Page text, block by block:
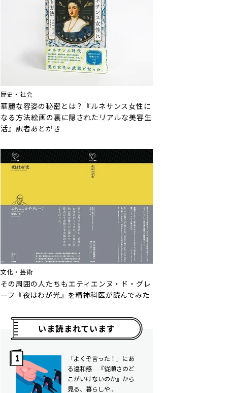
歴史・社会
華麗な容姿の秘密とは？『ルネサンス女性に
なる方法――絵画の裏に隠されたリアルな美容生
活』訳者あとがき
文化・芸術
その周囲の人たちも――エティエンヌ・ド・グレ
ーフ『夜はわが光』を精神科医が読んでみた
いま読まれています
「よくぞ言った！」にあ
る違和感 『従順さのど
こがいけないのか』から
見る、暮らしや...